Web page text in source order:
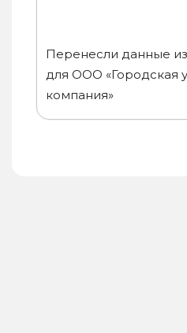
Перенесли данные
для ООО «Городская
компания»